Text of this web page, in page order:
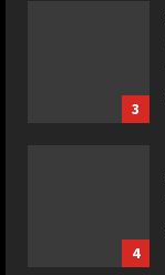
3
3
4